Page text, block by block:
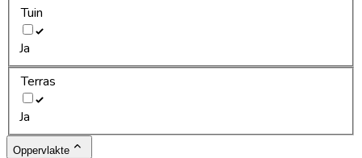
Tuin
Ja
Terras
Ja
Oppervlakte